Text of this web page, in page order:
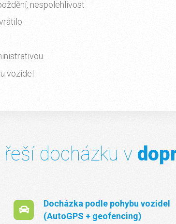
nespolehlivost
vozidel
řeší docházku v
Docházka podle pohybu vozidel
(AutoGPS + geofencing)